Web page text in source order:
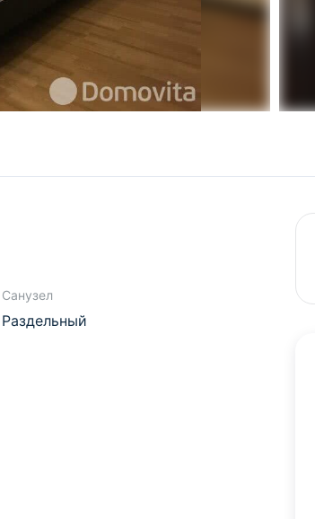
Санузел
Раздельный